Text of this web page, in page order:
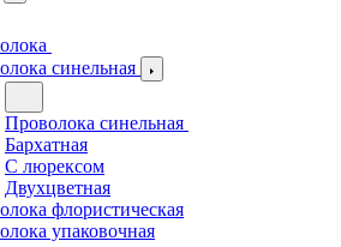
синельная
Проволока синельная
Бархатная
С люрексом
Двухцветная
флористическая
упаковочная